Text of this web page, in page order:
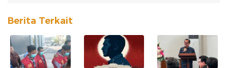
Berita Terkait